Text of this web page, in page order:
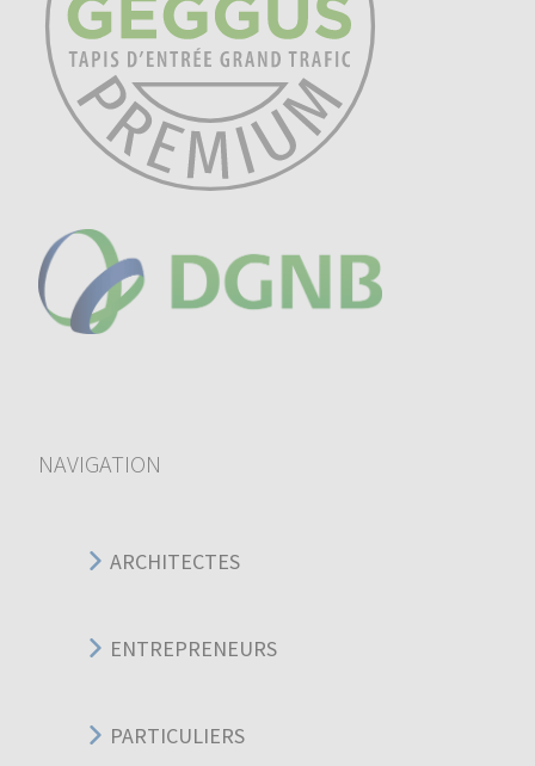
NAVIGATION
ARCHITECTES
ENTREPRENEURS
PARTICULIERS